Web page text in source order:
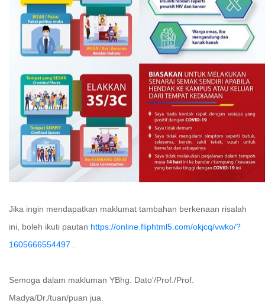
Jika ingin mendapatkan maklumat tambahan berkenaan risalah
ini, boleh ikuti pautan https://online.fliphtml5.com/okjcq/vwko/?
1605666554497
Semoga dalam makluman YBhg. Dato'/Prof./Prof.
Madya/Dr./tuan/puan jua.